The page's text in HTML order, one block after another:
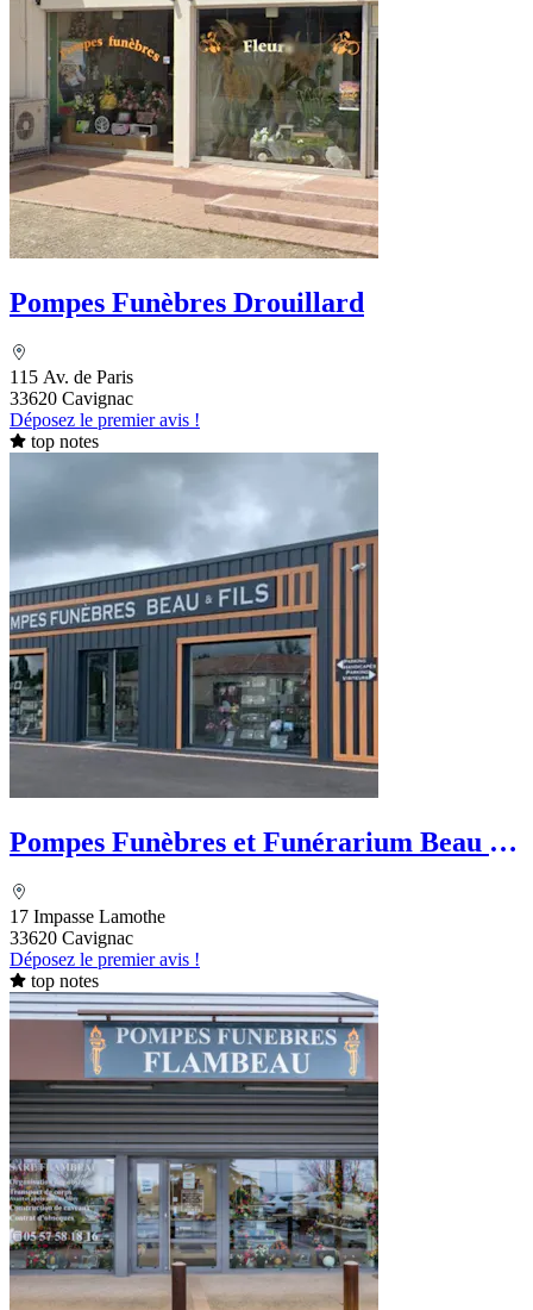
Pompes Funèbres Drouillard
115 Av. de Paris
33620 Cavignac
Déposez le premier avis !
top notes
Pompes Funèbres et Funérarium Beau et
17 Impasse Lamothe
33620 Cavignac
Déposez le premier avis !
top notes